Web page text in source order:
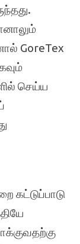
GoreTex
செய்ய
கட்டுப்பாடு